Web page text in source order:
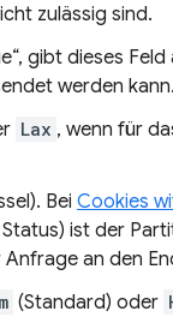
zulässig sind.
gibt dieses
werden kann.
Lax , wenn für
Bei Cookies
ist der
an den
(Standard) oder